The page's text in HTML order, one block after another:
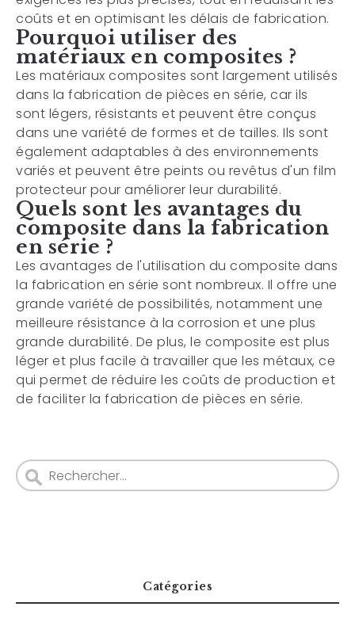
coûts et en optimisant les délais de fabrication.
Pourquoi utiliser des
matériaux en composites ?
Les matériaux composites sont largement utilisés
dans la fabrication de pièces en série, car ils
sont légers, résistants et peuvent être conçus
dans une variété de formes et de tailles. Ils sont
également adaptables à des environnements
variés et peuvent être peints ou revêtus d'un film
protecteur pour améliorer leur durabilité.
Quels sont les avantages du
composite dans la fabrication
en série ?
Les avantages de l'utilisation du composite dans
la fabrication en série sont nombreux. Il offre une
grande variété de possibilités, notamment une
meilleure résistance à la corrosion et une plus
grande durabilité. De plus, le composite est plus
léger et plus facile à travailler que les métaux, ce
qui permet de réduire les coûts de production et
de faciliter la fabrication de pièces en série.
Catégories